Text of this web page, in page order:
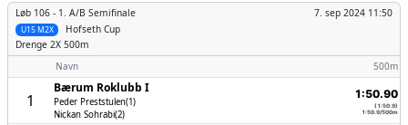
Løb 106 - 1. A/B Semifinale
Hofseth Cup
7. sep 2024 11:50
U15 M2X
Drenge 2X 500m
Navn
500m
1
Bærum Roklubb I
Peder Preststulen(1)
Nickan Sohrabi(2)
1:50.90
(1:50.9)
1:50.9/500m